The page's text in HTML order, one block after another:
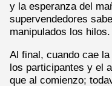
y la esperanza del
supervendedores
manipulados los hilos.
Al final, cuando cae
los participantes y el
que al comienzo;